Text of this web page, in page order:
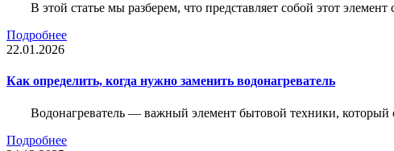
В этой статье мы разберем, что представляет собой этот
Подробнее
22.01.2026
Как определить, когда нужно заменить водонагреватель
Водонагреватель — важный элемент бытовой техники, который
Подробнее